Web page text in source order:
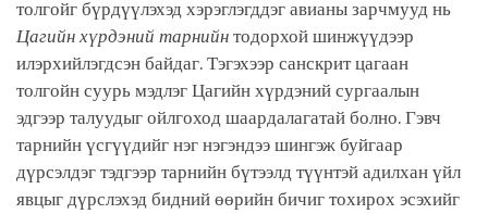
толгойг бүрдүүлэхэд хэрэглэгддэг авианы зарчмууд нь
Цагийн хүрдэний тарнийн тодорхой шинжүүдээр
илэрхийлэгдсэн байдаг. Тэгэхээр санскрит цагаан
толгойн суурь мэдлэг Цагийн хүрдэний сургаалын
эдгээр талуудыг ойлгоход шаардалагатай болно. Гэвч
тарнийн үсгүүдийг нэг нэгэндээ шингэж буйгаар
дүрсэлдэг тэдгээр тарнийн бүтээлд түүнтэй адилхан үйл
явцыг дүрслэхэд бидний өөрийн бичиг тохирох эсэхийг